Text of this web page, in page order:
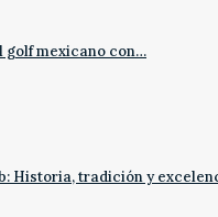
golf mexicano con…
Historia, tradición y